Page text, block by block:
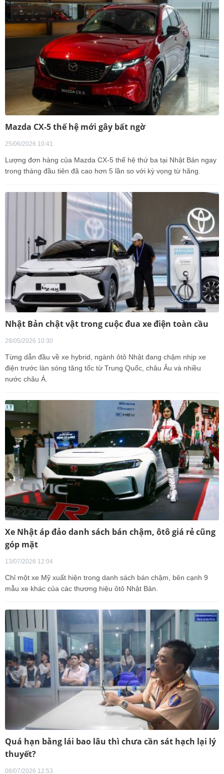
Mazda CX-5 thế hệ mới gây bất ngờ
25/06/2026 10:41
Lượng đơn hàng của Mazda CX-5 thế hệ thứ ba tại Nhật Bản ngay
trong tháng đầu tiên đã cao hơn 5 lần so với kỳ vọng từ hãng.
Nhật Bản chật vật trong cuộc đua xe điện toàn cầu
28/05/2026 10:30
Từng dẫn đầu về xe hybrid, ngành ôtô Nhật đang chậm nhịp xe
điện trước làn sóng tăng tốc từ Trung Quốc, châu Âu và nhiều
nước châu Á.
Xe Nhật áp đảo danh sách bán chậm, ôtô giá rẻ cũng
góp mặt
13/07/2026 12:04
Chỉ một xe Mỹ xuất hiện trong danh sách bán chậm, bên cạnh 9
mẫu xe khác của các thương hiệu ôtô Nhật Bản.
Quá hạn bằng lái bao lâu thì chưa cần sát hạch lại lý
thuyết?
08/07/2026 12:53